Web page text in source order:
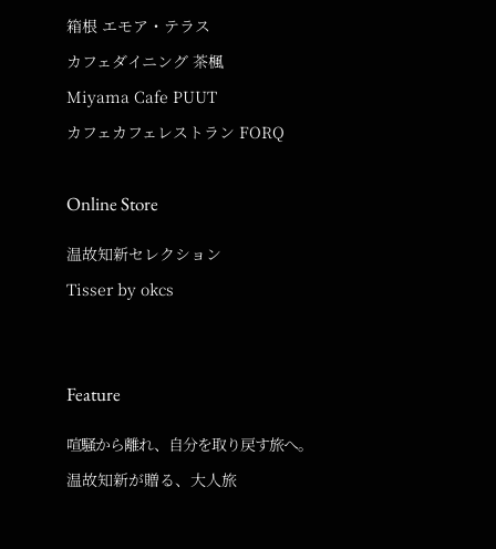
箱根 エモア・テラス
カフェダイニング 茶楓
Miyama Cafe PUUT
カフェカフェレストラン FORQ
Online Store
温故知新セレクション
Tisser by okcs
Feature
喧騒から離れ、自分を取り戻す旅へ。
温故知新が贈る、大人旅